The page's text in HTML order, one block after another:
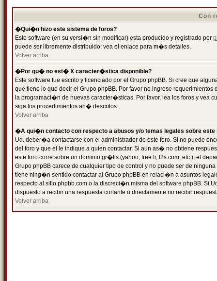
Con
�Qui�n hizo este sistema de foros?
Este software (en su versi�n sin modificar) esta producido y registrado por
puede ser libremente distribuido; vea el enlace para m�s detalles.
Volver arriba
�Por qu� no est� X caracter�stica disponible?
Este software fue escrito y licenciado por el Grupo phpBB. Si cree que
que tiene lo que decir el Grupo phpBB. Por favor no ingrese
la programaci�n de nuevas caracter�sticas. Por favor, lea los foros y vea
siga los procedimientos ah� descritos.
Volver arriba
�A qui�n contacto con respecto a abusos y/o temas legales sobre este
Ud. deber�a contactarse con el administrador de este foro. Si no puede
del foro y que el le indique a quien contactar. Si aun as� no obtiene
este foro corre sobre un dominio gr�tis (yahoo, free.fr, f2s.com, etc.), el
Grupo phpBB carece de cualquier tipo de control y no puede ser de
tiene ning�n sentido contactar al Grupo phpBB en relaci�n a asuntos
respecto al sitio phpbb.com o la discreci�n misma del software phpBB. Si
dispuesto a recibir una respuesta cortante o directamente no recibir
Volver arriba